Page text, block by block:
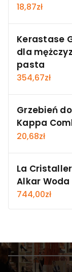
18,87zł
Kerastase
dla
pasta
354,67zł
Grzebień
Kappa
20,68zł
La
Alkar Woda
744,00zł